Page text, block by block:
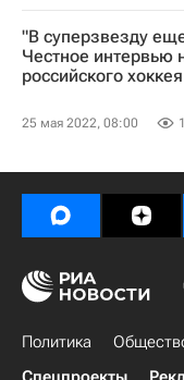
"В суперзвезду
Честное интервью
российского хоккея
25 мая 2022, 08:00
Политика